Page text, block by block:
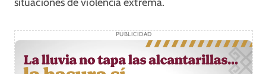
PUBLICIDAD